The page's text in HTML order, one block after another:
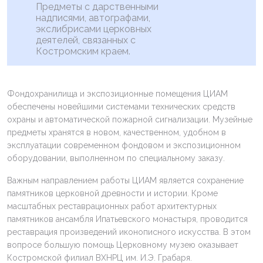
Предметы с дарственными
надписями, автографами,
экслибрисами церковных
деятелей, связанных с
Костромским краем.
Фондохранилища и экспозиционные помещения ЦИАМ
обеспечены новейшими системами технических средств
охраны и автоматической пожарной сигнализации. Музейные
предметы хранятся в новом, качественном, удобном в
эксплуатации современном фондовом и экспозиционном
оборудовании, выполненном по специальному заказу.
Важным направлением работы ЦИАМ является сохранение
памятников церковной древности и истории. Кроме
масштабных реставрационных работ архитектурных
памятников ансамбля Ипатьевского монастыря, проводится
реставрация произведений иконописного искусства. В этом
вопросе большую помощь Церковному музею оказывает
Костромской филиал ВХНРЦ им. И.Э. Грабаря.